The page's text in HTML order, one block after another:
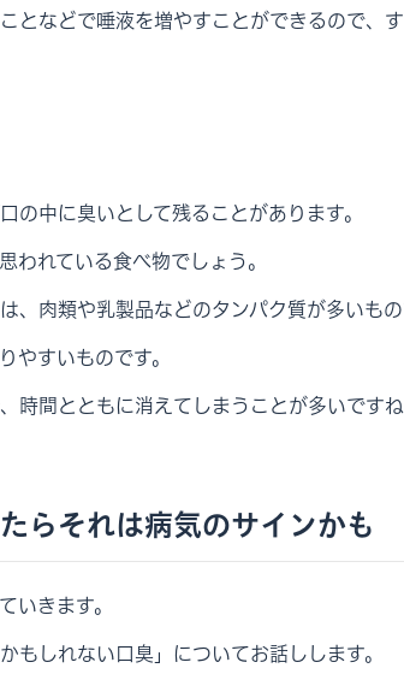
となどで唾液を増やすことができるので、
の中に臭いとして残ることがあります。
われている食べ物でしょう。
、肉類や乳製品などのタンパク質が多いもの
やすいものです。
時間とともに消えてしまうことが多いですね
らそれは病気のサインかも
いきます。
もしれない口臭」についてお話しします。